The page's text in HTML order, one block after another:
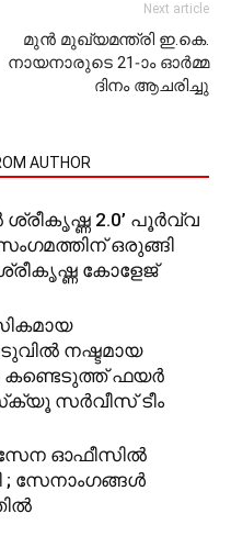
Next article
മുന്‍ മുഖ്യമന്ത്രി ഇ.കെ.
നായനാരുടെ 21-ാം ഓര്‍മ്മ
ദിനം ആചരിച്ചു
AUTHOR
2.0’ പൂര്‍വ്വ
ഒരുങ്ങി
കോളേജ്
നഷ്ടമായ
ഫയര്‍
സര്‍വീസ് ടീം
ഓഫീസില്‍
; സേനാംഗങ്ങള്‍